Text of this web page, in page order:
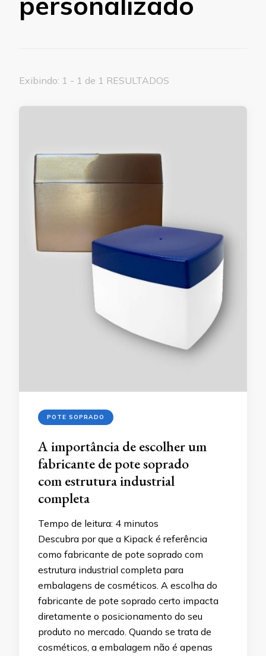
Exibindo: 1 - 1 de 1 RESULTADOS
POTE SOPRADO
A importância de escolher um
fabricante de pote soprado
com estrutura industrial
completa
Tempo de leitura: 4 minutos
Descubra por que a Kipack é referência
como fabricante de pote soprado com
estrutura industrial completa para
embalagens de cosméticos. A escolha do
fabricante de pote soprado certo impacta
diretamente o posicionamento do seu
produto no mercado. Quando se trata de
cosméticos, a embalagem não é apenas